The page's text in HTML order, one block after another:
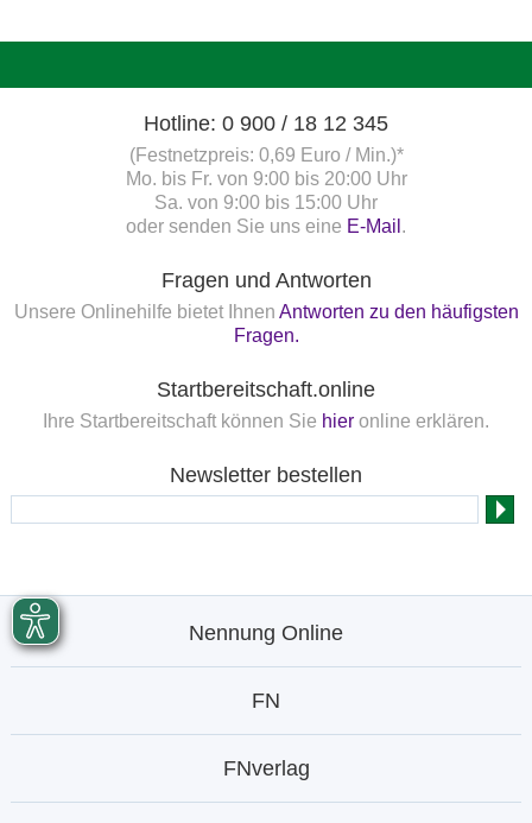
Hotline: 0 900 / 18 12 345
(Festnetzpreis: 0,69 Euro / Min.)*
Mo. bis Fr. von 9:00 bis 20:00 Uhr
Sa. von 9:00 bis 15:00 Uhr
oder senden Sie uns eine E-Mail .
Fragen und Antworten
Unsere Onlinehilfe bietet Ihnen Antworten zu den häufigsten
Fragen.
Startbereitschaft.online
Ihre Startbereitschaft können Sie hier online erklären.
Newsletter bestellen
Nennung Online
FN
FNverlag